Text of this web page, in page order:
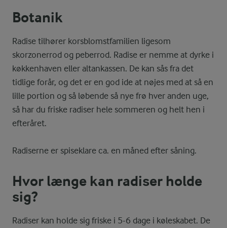
Botanik
Radise tilhører korsblomstfamilien ligesom
skorzonerrod og peberrod. Radise er nemme at dyrke i
køkkenhaven eller altankassen. De kan sås fra det
tidlige forår, og det er en god ide at nøjes med at så en
lille portion og så løbende så nye frø hver anden uge,
så har du friske radiser hele sommeren og helt hen i
efteråret.
Radiserne er spiseklare ca. en måned efter såning.
Hvor længe kan radiser holde
sig?
Radiser kan holde sig friske i 5-6 dage i køleskabet. De